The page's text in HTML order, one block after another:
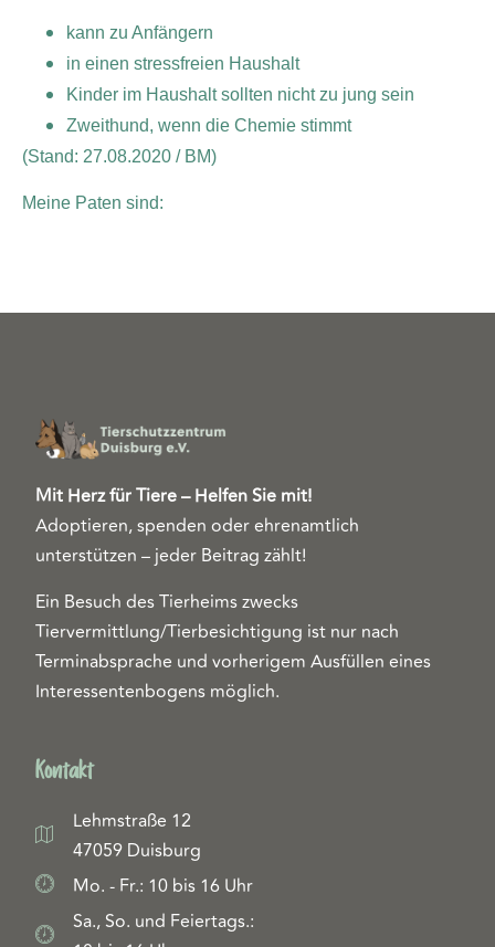
kann zu Anfängern
in einen stressfreien Haushalt
Kinder im Haushalt sollten nicht zu jung sein
Zweithund, wenn die Chemie stimmt
(Stand: 27.08.2020 / BM)
Meine Paten sind:
Mit Herz für Tiere – Helfen Sie mit!
Adoptieren, spenden oder ehrenamtlich
unterstützen – jeder Beitrag zählt!
Ein Besuch des Tierheims zwecks
Tiervermittlung/Tierbesichtigung ist nur nach
Terminabsprache und vorherigem Ausfüllen eines
Interessentenbogens möglich.
Kontakt
Lehmstraße 12
47059 Duisburg
Mo. - Fr.: 10 bis 16 Uhr
Sa., So. und Feiertags.: